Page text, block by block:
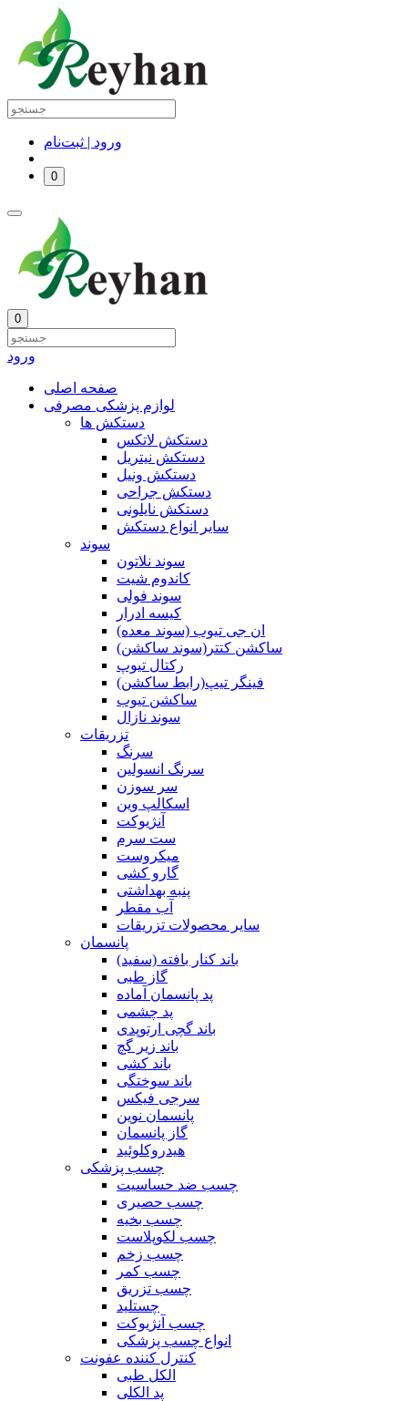
ورود | ثبت‌نام
0
0
ورود
صفحه اصلی
لوازم پزشکی مصرفی
دستکش ها
دستکش لاتکس
دستکش نیتریل
دستکش ونیل
دستکش جراحی
دستکش نایلونی
سایر انواع دستکش
سوند
سوند نلاتون
کاندوم شیت
سوند فولی
کیسه ادرار
ان جی تیوب (سوند معده)
ساکشن کتتر(سوند ساکشن)
رکتال تیوپ
فینگر تیپ(رابط ساکشن)
ساکشن تیوب
سوند نازال
تزریقات
سرنگ
سرنگ انسولین
سر سوزن
اسکالپ وین
آنژیوکت
ست سرم
میکروست
گارو کشی
پنبه بهداشتی
آب مقطر
سایر محصولات تزریقات
پانسمان
باند کنار بافته (سفید)
گاز طبی
پد پانسمان آماده
پد چشمی
باند گچی ارتوپدی
باند زیر گچ
باند کشی
باند سوختگی
سرجی فیکس
پانسمان نوین
گاز پانسمان
هیدروکلوئید
چسب پزشکی
چسب ضد حساسیت
چسب حصیری
چسب بخیه
چسب لکوپلاست
چسب زخم
چسب کمر
چسب تزریق
چستلید
چسب آنژیوکت
انواع چسب پزشکی
کنترل کننده عفونت
الکل طبی
پد الکلی